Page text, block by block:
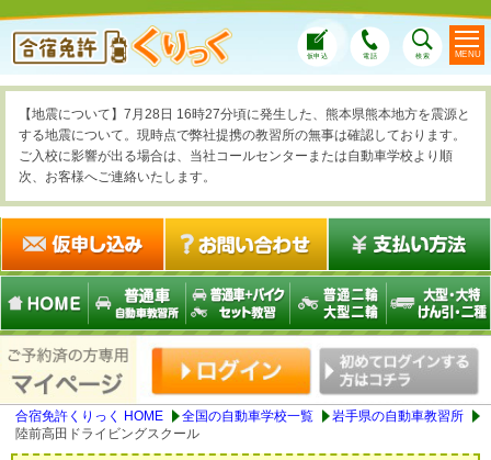
仮申込 電話 検索
【地震について】7月28日 16時27分頃に発生した、熊本県熊本地方を震源と
する地震について。現時点で弊社提携の教習所の無事は確認しております。
ご入校に影響が出る場合は、当社コールセンターまたは自動車学校より順
次、お客様へご連絡いたします。
MENU
合宿免許くりっく HOME 全国の自動車学校一覧
岩手県の自動車教習所
陸前高田ドライビングスクール